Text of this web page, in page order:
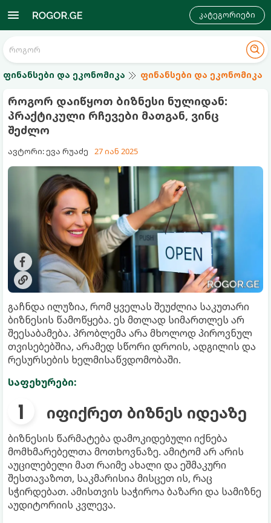
კატეგორიები
ფინანსები და ეკონომიკა ფინანსები და ეკონომიკა
როგორ დაიწყოთ ბიზნესი ნულიდან:
პრაქტიკული რჩევები მათგან, ვინც
შეძლო
ავტორი: ევა რუაძე 27 იან 2025
გაჩნდა ილუზია, რომ ყველას შეუძლია საკუთარი
ბიზნესის წამოწყება. ეს მთლად სიმართლეს არ
შეესაბამება. პრობლემა არა მხოლოდ პიროვნულ
თვისებებშია, არამედ სწორი დროის, ადგილის და
რესურსების ხელმისაწვდომობაში.
საფეხურები:
იფიქრეთ ბიზნეს იდეაზე
ბიზნესის წარმატება დამოკიდებული იქნება
მომხმარებელთა მოთხოვნაზე. ამიტომ არ არის
აუცილებელი მათ რაიმე ახალი და ეშმაკური
შესთავაზოთ, საკმარისია მისცეთ ის, რაც
სჭირდებათ. ამისთვის საჭიროა ბაზარი და სამიზნე
აუდიტორიის კვლევა.